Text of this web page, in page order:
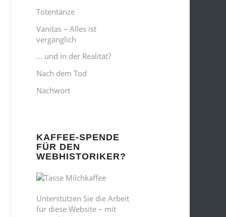
Totentänze
Vanitas – Alles ist
vergänglich
… und in der Realität?
Nach dem Tod
Nachwort
KAFFEE-SPENDE
FÜR DEN
WEBHISTORIKER?
Unterstützen Sie die Arbeit
für diese Website – mit